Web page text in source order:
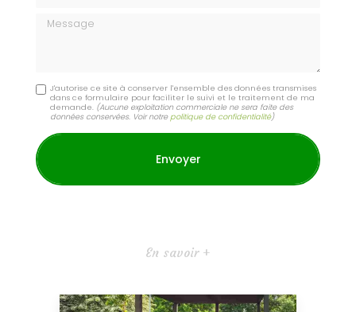
Message
J'autorise ce site à conserver l'ensemble des données transmises
dans ce formulaire pour faciliter le suivi et le traitement de ma
demande. (Aucune exploitation commerciale ne sera faite des
données conservées. Voir notre politique de confidentialité)
En savoir +